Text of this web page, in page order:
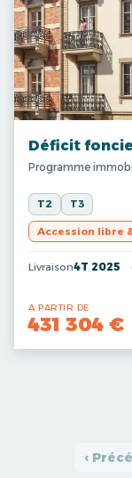
Déficit
Programme
T2 T3
Accession libre
Livraison4T 2025
A PARTIR DE
431 304 €
‹